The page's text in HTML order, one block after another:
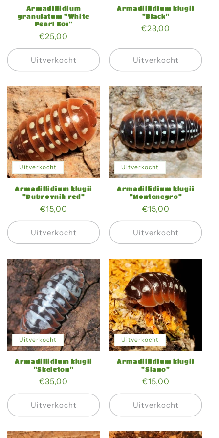
Armadillidium
granulatum "White
Pearl Koi"
Normale
prijs
€25,00
Uitverkocht
Armadillidium klugii
"Black"
Normale
€23,00
Uitverkocht
Uitverkocht
Armadillidium klugii
"Dubrovnik red"
Normale
prijs
€15,00
Uitverkocht
Uitverkocht
Armadillidium klugii
"Montenegro"
Normale
prijs
€15,00
Uitverkocht
Uitverkocht
Armadillidium klugii
"Skeleton"
Normale
prijs
€35,00
Uitverkocht
Uitverkocht
Armadillidium klugii
"Slano"
Normale
prijs
€15,00
Uitverkocht